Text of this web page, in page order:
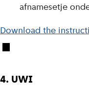
afnamesetje
Download the
4. UWI